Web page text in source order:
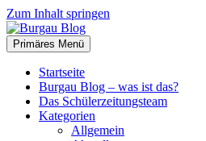
Zum Inhalt springen
Burgau Blog
…von Schülern für Schüler!
Primäres Menü
Startseite
Burgau Blog – was ist das?
Das Schülerzeitungsteam
Kategorien
Allgemein